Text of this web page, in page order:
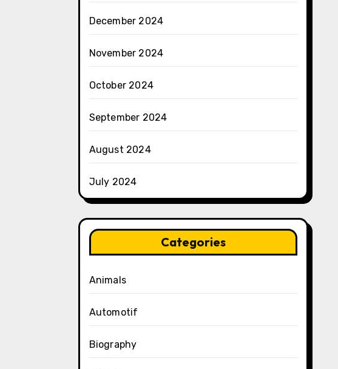
December 2024
November 2024
October 2024
September 2024
August 2024
July 2024
Categories
Animals
Automotif
Biography